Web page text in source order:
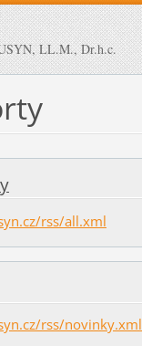
LL.M., Dr.h.c.
rss/all.xml
rss/novinky.xml